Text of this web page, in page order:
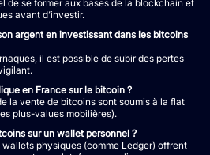
de se former aux bases de la blockchain et
avant d’investir.
argent en investissant dans les bitcoins
il est possible de subir des pertes
en France sur le bitcoin ?
la vente de bitcoins sont soumis à la flat
plus-values mobilières).
sur un wallet personnel ?
wallets physiques (comme Ledger) offrent